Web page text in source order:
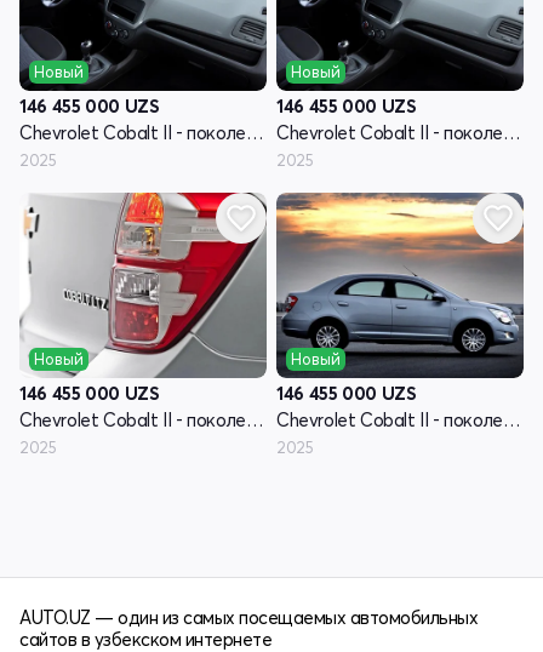
Новый
146 455 000 UZS
Chevrolet Cobalt II - поколение рестайлинг
2025
Новый
146 455 000 UZS
Chevrolet Cobalt II - поколение рестайлинг
2025
Новый
146 455 000 UZS
Chevrolet Cobalt II - поколение рестайлинг
2025
Новый
146 455 000 UZS
Chevrolet Cobalt II - поколение рестайлинг
2025
AUTO.UZ — один из самых посещаемых автомобильных
сайтов в узбекском интернете